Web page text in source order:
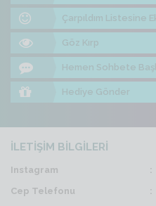
Çarpıldım Listesine
Göz Kırp
Hemen Sohbete
Hediye Gönder
İLETİŞİM BİLGİLERİ
Instagram
Cep Telefonu